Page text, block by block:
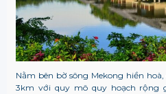
Nằm bên bờ sông Mekong hiền
3km với quy mô quy hoạch rộng